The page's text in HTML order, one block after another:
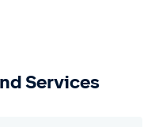
Services